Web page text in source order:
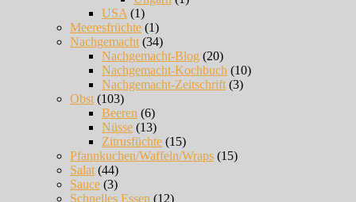
USA (1)
Meeresfrüchte (1)
Nachgemacht (34)
Nachgemacht-Blog (20)
Nachgemacht-Kochbuch (10)
Nachgemacht-Zeitschrift (3)
Obst (103)
Beeren (6)
Nüsse (13)
Zitrusfüchte (15)
Pfannkuchen/Waffeln/Wraps (15)
Salat (44)
Sauce (3)
Schnelles Essen (12)